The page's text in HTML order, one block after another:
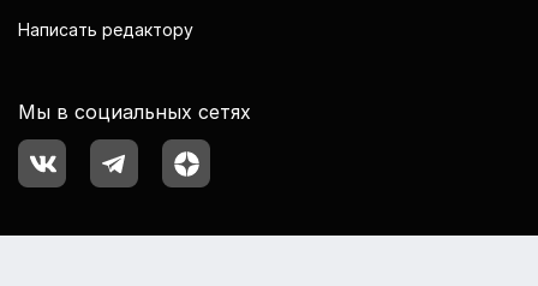
Написать редактору
Мы в социальных сетях